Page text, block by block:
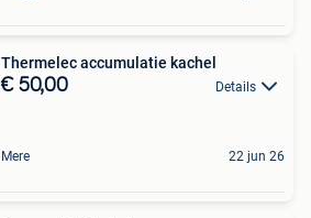
Thermelec accumulatie kachel
€ 50,00 Details
Mere 22 jun 26